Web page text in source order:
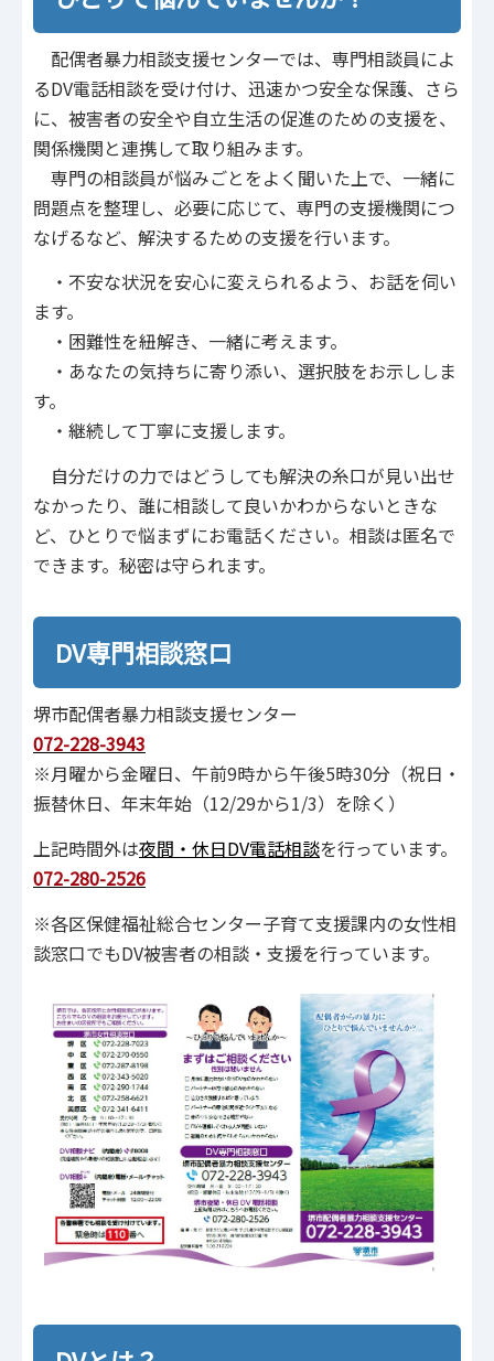
配偶者暴力相談支援センターでは、専門相談員によ
るDV電話相談を受け付け、迅速かつ安全な保護、さら
に、被害者の安全や自立生活の促進のための支援を、
関係機関と連携して取り組みます。
専門の相談員が悩みごとをよく聞いた上で、一緒に
問題点を整理し、必要に応じて、専門の支援機関につ
なげるなど、解決するための支援を行います。
・不安な状況を安心に変えられるよう、お話を伺い
ます。
・困難性を紐解き、一緒に考えます。
・あなたの気持ちに寄り添い、選択肢をお示ししま
す。
・継続して丁寧に支援します。
自分だけの力ではどうしても解決の糸口が見い出せ
なかったり、誰に相談して良いかわからないときな
ど、ひとりで悩まずにお電話ください。相談は匿名で
できます。秘密は守られます。
DV専門相談窓口
堺市配偶者暴力相談支援センター
072-228-3943
※月曜から金曜日、午前9時から午後5時30分（祝日・
振替休日、年末年始（12/29から1/3）を除く）
上記時間外は夜間・休日DV電話相談を行っています。
072-280-2526
※各区保健福祉総合センター子育て支援課内の女性相
談窓口でもDV被害者の相談・支援を行っています。